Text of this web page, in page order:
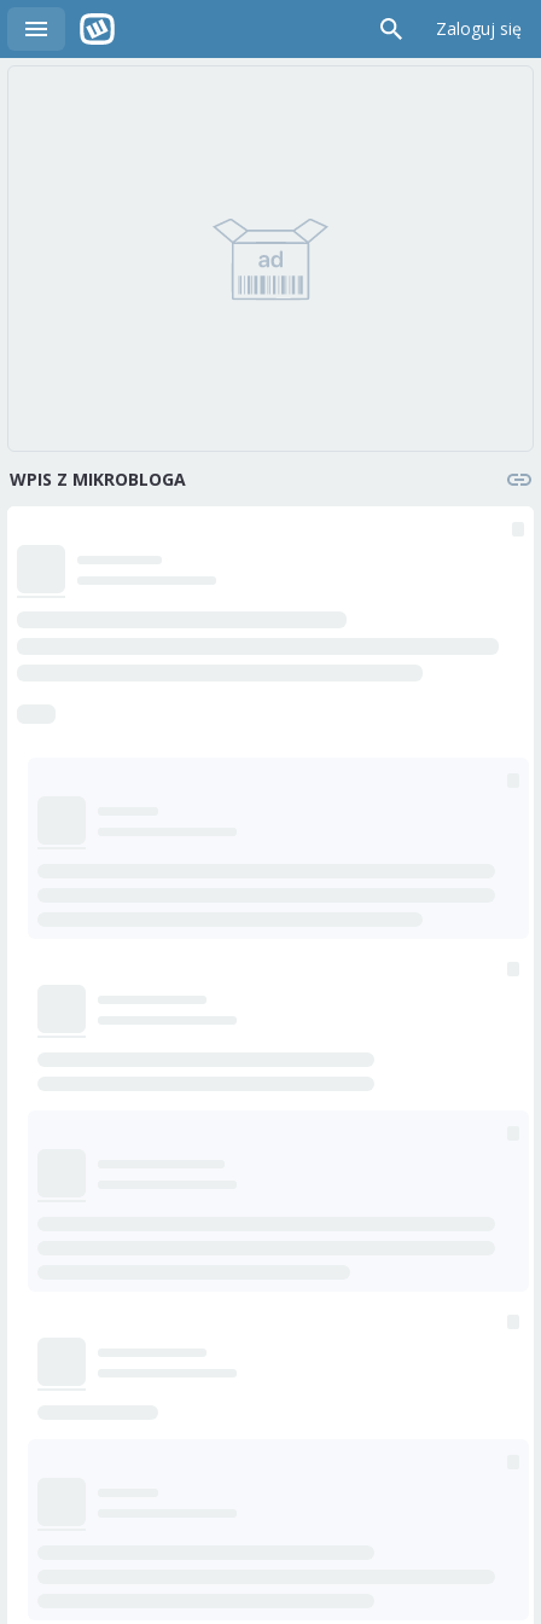
Zaloguj się
WPIS Z MIKROBLOGA